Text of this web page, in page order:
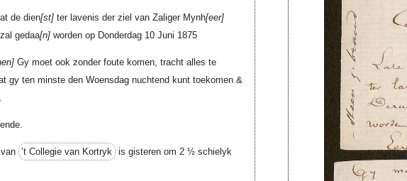
de dien st ter lavenis der ziel van Zaliger Mynh eer
zal gedaa n worden op Donderdag 10 Juni 1875
Gy moet ook zonder foute komen, tracht alles te
gy ten minste den Woensdag nuchtend kunt toekomen &
’t Collegie van Kortryk is gisteren om 2 ½ schielyk